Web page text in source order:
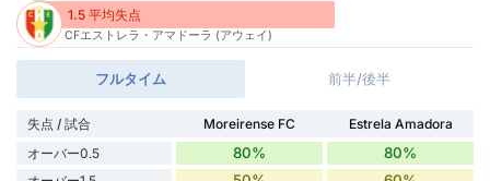
1.5 平均失点
CFエストレラ・アマドーラ (アウェイ)
フルタイム 前半/後半
失点 / 試合 Moreirense FC
Estrela Amadora
オーバー0.5
80% 80%